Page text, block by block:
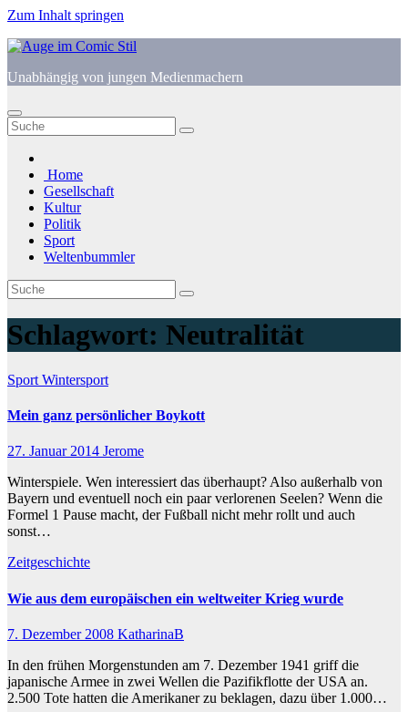
Zum Inhalt springen
Unabhängig von jungen Medienmachern
Home
Gesellschaft
Kultur
Politik
Sport
Weltenbummler
Schlagwort: Neutralität
Sport Wintersport
Mein ganz persönlicher Boykott
27. Januar 2014 Jerome
Winterspiele. Wen interessiert das überhaupt? Also außerhalb von
Bayern und eventuell noch ein paar verlorenen Seelen? Wenn die
Formel 1 Pause macht, der Fußball nicht mehr rollt und auch
sonst…
Zeitgeschichte
Wie aus dem europäischen ein weltweiter Krieg wurde
7. Dezember 2008 KatharinaB
In den frühen Morgenstunden am 7. Dezember 1941 griff die
japanische Armee in zwei Wellen die Pazifikflotte der USA an.
2.500 Tote hatten die Amerikaner zu beklagen, dazu über 1.000…